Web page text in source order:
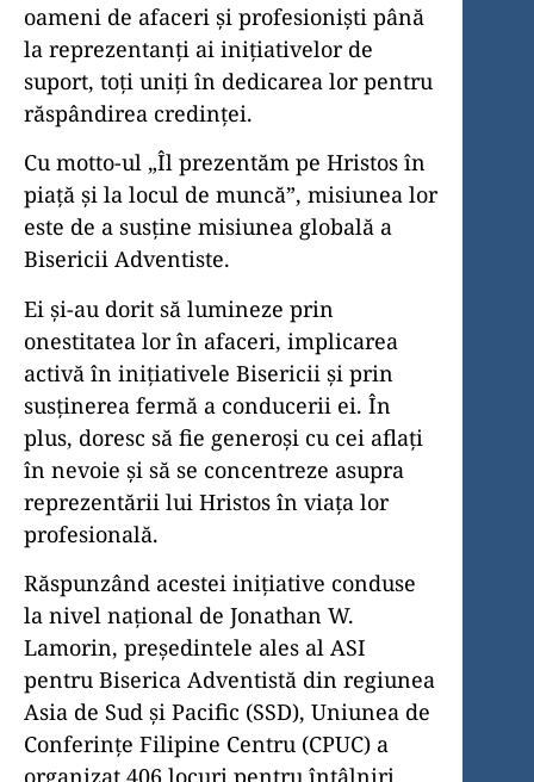
oameni de afaceri și profesioniști până
la reprezentanți ai inițiativelor de
suport, toți uniți în dedicarea lor pentru
răspândirea credinței.
Cu motto-ul „Îl prezentăm pe Hristos în
piață și la locul de muncă”, misiunea lor
este de a susține misiunea globală a
Bisericii Adventiste.
Ei și-au dorit să lumineze prin
onestitatea lor în afaceri, implicarea
activă în inițiativele Bisericii și prin
susținerea fermă a conducerii ei. În
plus, doresc să fie generoși cu cei aflați
în nevoie și să se concentreze asupra
reprezentării lui Hristos în viața lor
profesională.
Răspunzând acestei inițiative conduse
la nivel național de Jonathan W.
Lamorin, președintele ales al ASI
pentru Biserica Adventistă din regiunea
Asia de Sud și Pacific (SSD), Uniunea de
Conferințe Filipine Centru (CPUC) a
organizat 406 locuri pentru întâlniri